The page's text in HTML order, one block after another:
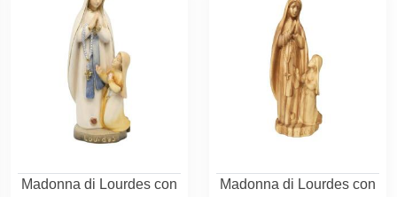
Madonna di Lourdes con
Madonna di Lourdes con